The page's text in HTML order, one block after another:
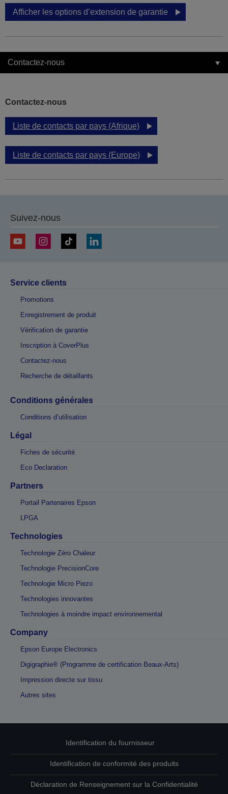
Afficher les options d’extension de garantie
Contactez-nous
Contactez-nous
Liste de contacts par pays (Afrique)
Liste de contacts par pays (Europe)
Suivez-nous
Service clients
Promotions
Enregistrement de produit
Vérification de garantie
Inscription à CoverPlus
Contactez-nous
Recherche de détaillants
Conditions générales
Conditions d’utilisation
Légal
Fiches de sécurité
Eco Declaration
Partners
Portail Partenaires Epson
LPGA
Technologies
Technologie Zéro Chaleur
Technologie PrecisionCore
Technologie Micro Piezo
Technologies innovantes
Technologies à moindre impact environnemental
Company
Epson Europe Electronics
Digigraphie® (Programme de certification Beaux-Arts)
Impression directe sur tissu
Autres sites
Identification du fournisseur
Identification de conformité des produits
Déclaration de Renseignement sur la Confidentialité